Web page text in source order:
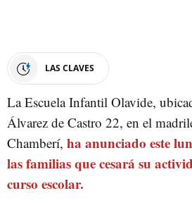
LAS CLAVES
La Escuela Infantil Olavide,
Álvarez de Castro 22, en el
Chamberí, ha anunciado este
las familias que cesará su
curso escolar.